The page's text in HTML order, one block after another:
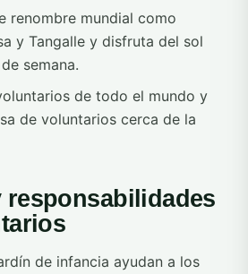
renombre mundial como
y Tangalle y disfruta del sol
semana.
de todo el mundo y
de voluntarios cerca de la
responsabilidades
de infancia ayudan a los